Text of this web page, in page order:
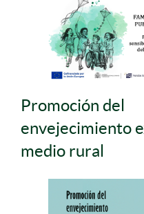
Promoción del
envejecimiento
medio rural